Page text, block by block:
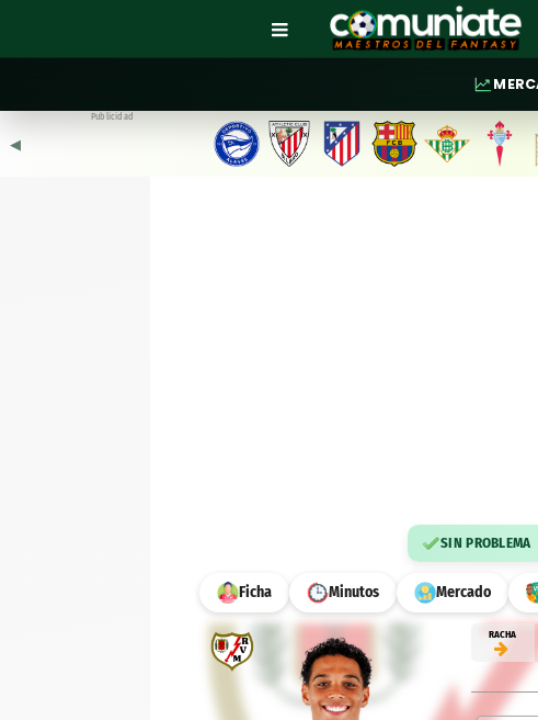
◀︎
Publicidad
SIN PROBLEMA
Ficha Minutos Mercado
RACHA